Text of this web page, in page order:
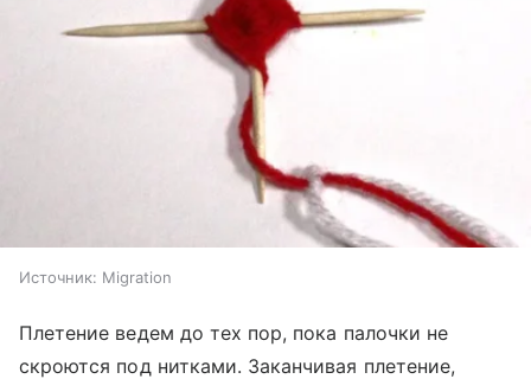
Источник: Migration
Плетение ведем до тех пор, пока палочки не
скроются под нитками. Заканчивая плетение,